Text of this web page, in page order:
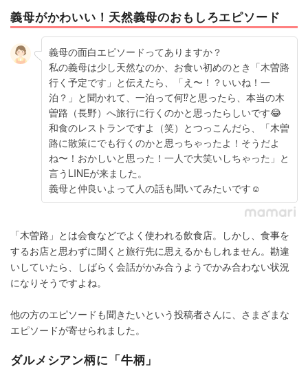
義母がかわいい！天然義母のおもしろエピソード
義母の面白エピソードってありますか？
私の義母は少し天然なのか、お食い初めのとき「木曽路
行く予定です」と伝えたら、「え〜！？いいね！一
泊？」と聞かれて、一泊って何⁉️と思ったら、本当の木
曽路（長野）へ旅行に行くのかと思ったらしいです😂
和食のレストランですよ（笑）とつっこんだら、「木曽
路に散策にでも行くのかと思っちゃったよ！そうだよ
ね〜！おかしいと思った！一人で大笑いしちゃった」と
言うLINEが来ました。
義母と仲良いよって人の話も聞いてみたいです☺️
「木曽路」とは会食などでよく使われる飲食店。しかし、食事を
するお店と思わずに聞くと旅行先に思えるかもしれません。勘違
いしていたら、しばらく会話がかみ合うようでかみ合わない状況
になりそうですよね。
他の方のエピソードも聞きたいという投稿者さんに、さまざまな
エピソードが寄せられました。
ダルメシアン柄に「牛柄」